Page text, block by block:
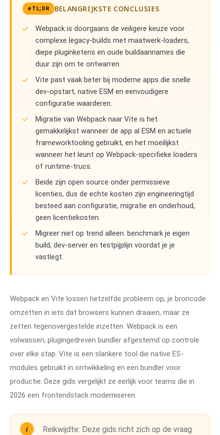
TL;DR BELANGRIJKSTE CONCLUSIES
Webpack is doorgaans de veiligere keuze voor
complexe legacy-builds met maatwerk-loaders,
diepe pluginketens en oude buildaannames die
duur zijn om te ontwarren.
Vite past vaak beter bij moderne apps die snelle
dev-opstart, native ESM en eenvoudigere
configuratie waarderen.
Migratie van Webpack naar Vite is het
gemakkelijkst wanneer de app al ESM en actuele
frameworktooling gebruikt, en het moeilijkst
wanneer het leunt op Webpack-specifieke loaders
of runtime-trucs.
Beide zijn open source onder permissieve
licenties, dus de echte kosten zijn engineeringtijd
besteed aan configuratie, migratie en onderhoud,
geen licentiekosten.
Migreer niet op trend alleen: benchmark je eigen
build, dev-server en testpijplijn voordat je je
vastlegt.
Webpack en Vite lossen hetzelfde probleem op, je broncode
omzetten in iets dat browsers kunnen draaien, maar ze
zetten tegenovergestelde inzetten. Webpack is een
volwassen, plugingedreven bundler afgestemd op controle
over elke stap. Vite is een slankere tool die native ES-
modules gebruikt in ontwikkeling en een bundler voor
productie. Deze gids vergelijkt ze eerlijk voor teams die in
2026 een frontendstack moderniseren.
Reikwijdte: Deze gids richt zich op de vraag